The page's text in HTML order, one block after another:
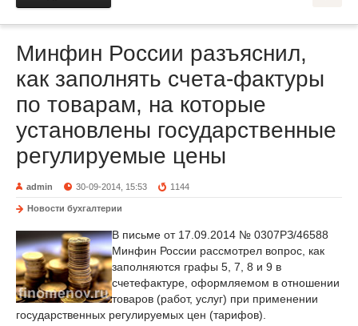
Минфин России разъяснил,
как заполнять счета-фактуры
по товарам, на которые
установлены государственные
регулируемые цены
admin 30-09-2014, 15:53 1144
Новости бухгалтерии
В письме от 17.09.2014 № 0307РЗ/46588
Минфин России рассмотрел вопрос, как
заполняются графы 5, 7, 8 и 9 в
счетефактуре, оформляемом в отношении
товаров (работ, услуг) при применении
государственных регулируемых цен (тарифов).